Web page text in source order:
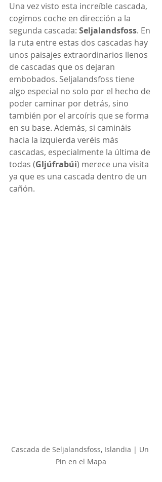
Una vez visto esta increíble cascada,
cogimos coche en dirección a la
segunda cascada: Seljalandsfoss. En
la ruta entre estas dos cascadas hay
unos paisajes extraordinarios llenos
de cascadas que os dejaran
embobados. Seljalandsfoss tiene
algo especial no solo por el hecho de
poder caminar por detrás, sino
también por el arcoíris que se forma
en su base. Además, si camináis
hacia la izquierda veréis más
cascadas, especialmente la última de
todas (Gljúfrabúi) merece una visita
ya que es una cascada dentro de un
cañón.
Cascada de Seljalandsfoss, Islandia | Un
Pin en el Mapa